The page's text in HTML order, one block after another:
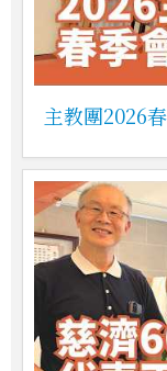
主教團2026